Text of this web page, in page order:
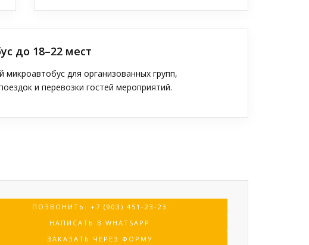
до 18–22 мест
микроавтобус для организованных групп,
и перевозки гостей мероприятий.
ПОЗВОНИТЬ: +7 (903) 451-23-23
НАПИСАТЬ В WHATSAPP
ЗАКАЗАТЬ ЧЕРЕЗ ФОРМУ